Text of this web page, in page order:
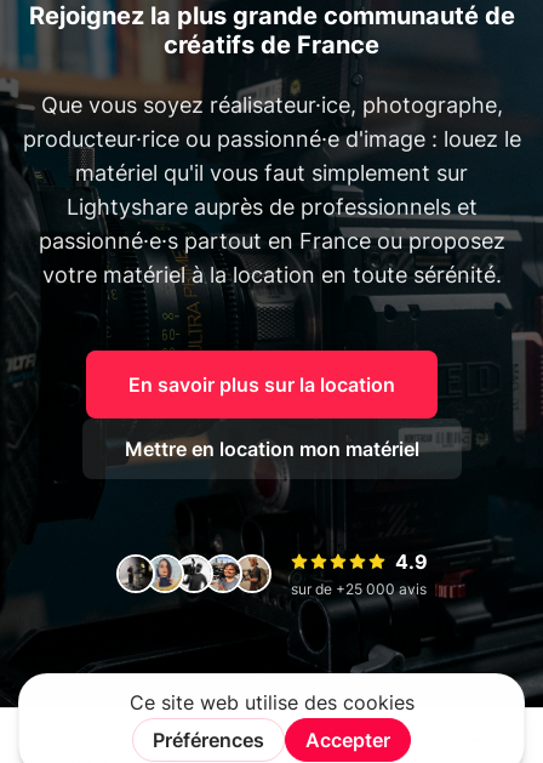
Rejoignez la plus grande communauté de
créatifs de France
Que vous soyez réalisateur·ice, photographe,
producteur·rice ou passionné·e d'image : louez le
matériel qu'il vous faut simplement sur
Lightyshare auprès de professionnels et
passionné·e·s partout en France ou proposez
votre matériel à la location en toute sérénité.
En savoir plus sur la location
Mettre en location mon matériel
4.9
sur de +25 000 avis